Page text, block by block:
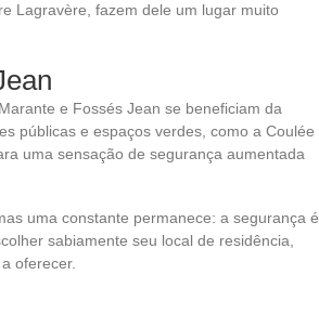
Lagravère, fazem dele um lugar muito
e Fossés Jean se beneficiam da
públicas e espaços verdes, como a Coulée
uma sensação de segurança aumentada
uma constante permanece: a segurança é
sabiamente seu local de residência,
oferecer.